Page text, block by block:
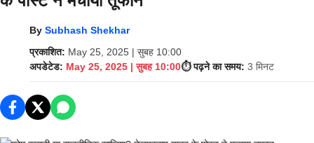
By Subhash Shekhar
प्रकाशित: May 25, 2025 | सुबह 10:00
अपडेटेड: May 25, 2025 | सुबह 10:00⏱️ पढ़ने का समय: 3 मिनट